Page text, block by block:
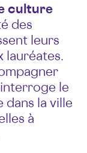
culture
des
leurs
lauréates.
le
dans la ville
à